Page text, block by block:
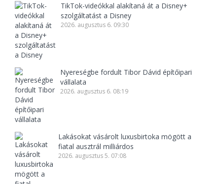
TikTok-videókkal alakítaná át a Disney+
szolgáltatást a Disney
2026. augusztus 6. 09:30
Nyereségbe fordult Tibor Dávid építőipari
vállalata
2026. augusztus 6. 08:19
Lakásokat vásárolt luxusbirtoka mögött a
fiatal ausztrál milliárdos
2026. augusztus 5. 07:08